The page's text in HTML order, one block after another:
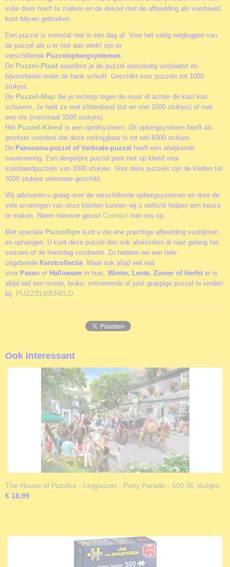
volle doos hoeft te zoeken en de deksel met de afbeelding als voorbeeld
kunt blijven gebruiken.
Een puzzel is meestal niet in één dag af. Voor het veilig wegleggen van
de puzzel als u er niet aan werkt zijn er
verschillende Puzzelopbergsystemen.
De Puzzel-Plaat waardoor je de puzzel eenvoudig verplaatst en
bijvoorbeeld onder de bank schuift. Geschikt voor puzzels tot 1000
stukjes.
De Puzzel-Map die je rechtop tegen de muur of achter de kast kan
schuiven. Je hebt ze met klittenband (tot en met 1500 stukjes) of met
een rits (maximaal 1000 stukjes).
Het Puzzel-Kleed is een oprolsysteem. Dit opbergsysteem heeft als
grootste voordeel dat deze verkrijgbaar is tot wel 6000 stukjes.
De Panorama-puzzel of Verticale-puzzel
heeft een afwijkende
maatvoering. Een dergelijke puzzel past niet op kleed voor
standaardpuzzels van 1000 stukjes. Voor deze puzzels zijn de kleden tot
3000 stukjes uitermate geschikt.
Wij adviseren u graag over de verschillende opbergsystemen en door de
vele ervaringen van onze klanten kunnen wij u wellicht helpen een keuze
te maken. Neem hierover gerust Contact met ons op.
Met speciale Puzzellijm kunt u die ene prachtige afbeelding vastlijmen
en ophangen. U kunt deze puzzel dan ook afwisselen al naar gelang het
seizoen of de feestdag voorbeeld. Zo hebben we een hele
uitgebreide Kerstcollectie. Maar ook altijd wel wat
voor Pasen of Halloween in huis. Winter, Lente, Zomer of Herfst er is
altijd wel een mooie, leuke, ontroerende of juist grappige puzzel te vinden
bij PUZZELWERELD
Ook interessant
The House of Puzzles - Legpuzzel - Pony Parade - 500 XL stukjes
€ 18,99